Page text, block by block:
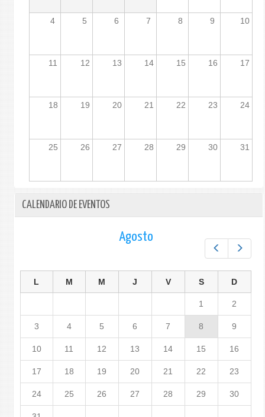
4 5 6 7 8 9 10
11 12 13 14 15 16 17
18 19 20 21 22 23 24
25 26 27 28 29 30 31
CALENDARIO DE EVENTOS
Agosto
L M M J V S D
1 2
3 4 5 6 7 8 9
10 11 12 13 14 15 16
17 18 19 20 21 22 23
24 25 26 27 28 29 30